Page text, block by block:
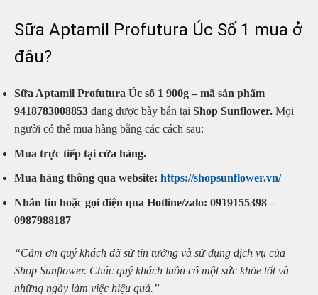
Sữa Aptamil Profutura Úc Số 1 mua ở
đâu?
Sữa Aptamil Profutura Úc số 1 900g – mã sản phẩm
9418783008853 đang được bày bán tại Shop Sunflower. Mọi
người có thể mua hàng bằng các cách sau:
Mua trực tiếp tại cửa hàng.
Mua hàng thông qua website: https://shopsunflower.vn/
Nhắn tin hoặc gọi điện qua Hotline/zalo: 0919155398 –
0987988187
“Cảm ơn quý khách đã sử tin tưởng và sử dụng dịch vụ của
Shop Sunflower. Chúc quý khách luôn có một sức khỏe tốt và
những ngày làm việc hiệu quả.”